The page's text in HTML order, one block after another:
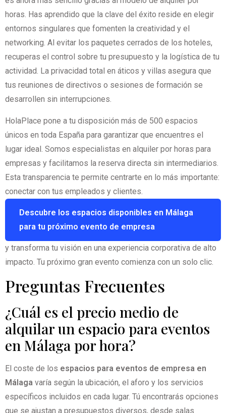
horas. Has aprendido que la clave del éxito reside en elegir
entornos singulares que fomenten la creatividad y el
networking. Al evitar los paquetes cerrados de los hoteles,
recuperas el control sobre tu presupuesto y la logística de tu
actividad. La privacidad total en áticos y villas asegura que
tus reuniones de directivos o sesiones de formación se
desarrollen sin interrupciones.
HolaPlace pone a tu disposición más de 500 espacios
únicos en toda España para garantizar que encuentres el
lugar ideal. Somos especialistas en alquiler por horas para
empresas y facilitamos la reserva directa sin intermediarios.
Esta transparencia te permite centrarte en lo más importante:
conectar con tus empleados y clientes.
Descubre los espacios disponibles en Málaga
para tu próximo evento de empresa
y transforma tu visión en una experiencia corporativa de alto
impacto. Tu próximo gran evento comienza con un solo clic.
Preguntas Frecuentes
¿Cuál es el precio medio de
alquilar un espacio para eventos
en Málaga por hora?
El coste de los espacios para eventos de empresa en
Málaga varía según la ubicación, el aforo y los servicios
específicos incluidos en cada lugar. Tú encontrarás opciones
que se ajustan a presupuestos diversos, desde salas